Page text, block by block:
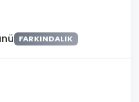
FARKINDALIK